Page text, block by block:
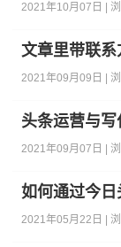
2021年10月07日 |
文章里带联
2021年09月09日 |
头条运营与
2021年09月07日 |
如何通过今
2021年05月22日 |